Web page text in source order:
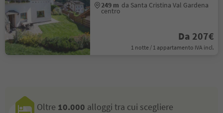
249 m da Santa Cristina Val Gardena
centro
Da 207€
1 notte / 1 appartamento IVA incl.
Oltre 10.000 alloggi tra cui scegliere